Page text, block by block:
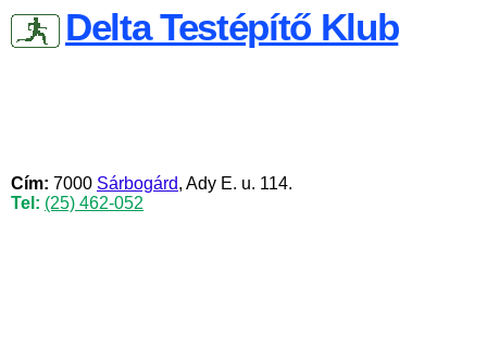
Delta Testépítő Klub
Cím: 7000 Sárbogárd, Ady E. u. 114.
Tel: (25) 462-052